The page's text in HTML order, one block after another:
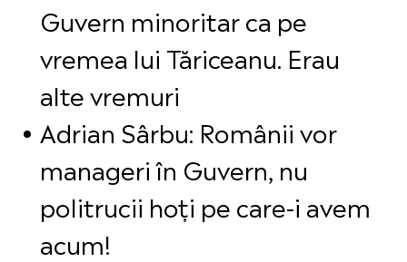
Guvern minoritar ca pe
vremea lui Tăriceanu. Erau
alte vremuri
Adrian Sârbu: Românii vor
manageri în Guvern, nu
politrucii hoți pe care-i avem
acum!